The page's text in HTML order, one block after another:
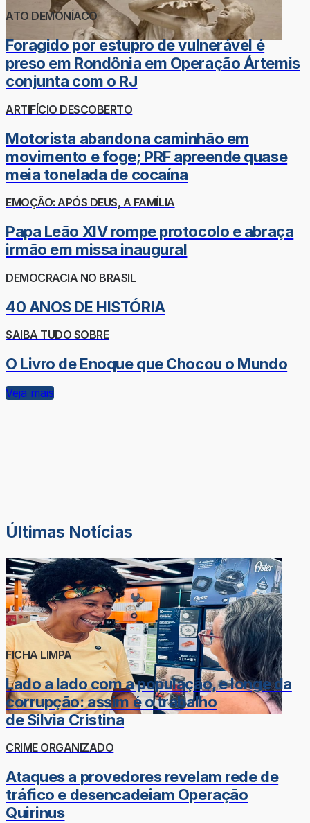
ATO DEMONÍACO
Foragido por estupro de vulnerável é
preso em Rondônia em Operação Ártemis
conjunta com o RJ
ARTIFÍCIO DESCOBERTO
Motorista abandona caminhão em
movimento e foge; PRF apreende quase
meia tonelada de cocaína
EMOÇÃO: APÓS DEUS, A FAMÍLIA
Papa Leão XIV rompe protocolo e abraça
irmão em missa inaugural
DEMOCRACIA NO BRASIL
40 ANOS DE HISTÓRIA
SAIBA TUDO SOBRE
O Livro de Enoque que Chocou o Mundo
Veja mais
Últimas Notícias
FICHA LIMPA
Lado a lado com a população, e longe da
corrupção: assim é o trabalho
de Sílvia Cristina
CRIME ORGANIZADO
Ataques a provedores revelam rede de
tráfico e desencadeiam Operação
Quirinus